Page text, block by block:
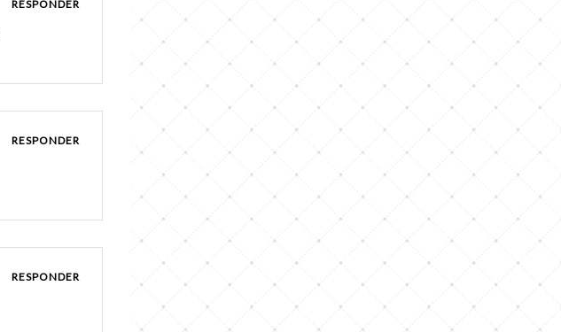
RESPONDER
RESPONDER
RESPONDER